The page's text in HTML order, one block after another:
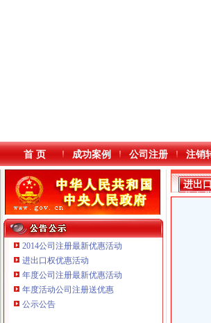
本站导航
首 页 成功案例 公司注册 注销
2014公司注册最新优惠活动
进出口权优惠活动
年度公司注册最新优惠活动
年度活动公司注册送优惠
公示公告
重庆鸽牌电线电缆有限公司 渝北10010万 (进出口权)
重庆傲志众达投资咨询有限责任公司 渝九1000万 （
进出
收发